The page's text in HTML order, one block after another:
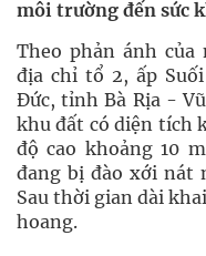
môi trường đến sức
Theo phản ánh của
địa chỉ tổ 2, ấp
Đức, tỉnh Bà Rịa -
khu đất có diện tích
độ cao khoảng 10
đang bị đào xới nát
Sau thời gian dài
hoang.